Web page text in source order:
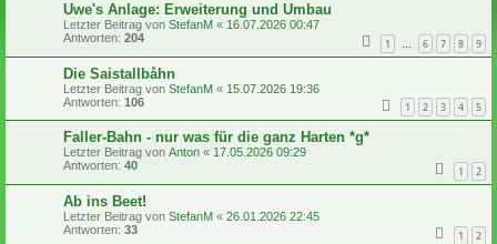
Uwe's Anlage: Erweiterung und Umbau
Letzter Beitrag von StefanM « 16.07.2026 00:47
Antworten: 204 1 … 6 7 8 9
Die Saistallbåhn
Letzter Beitrag von StefanM « 15.07.2026 19:36
Antworten: 106 1 2 3 4 5
Faller-Bahn - nur was für die ganz Harten *g*
Letzter Beitrag von Anton « 17.05.2026 09:29
Antworten: 40 1 2
Ab ins Beet!
Letzter Beitrag von StefanM « 26.01.2026 22:45
Antworten: 33 1 2